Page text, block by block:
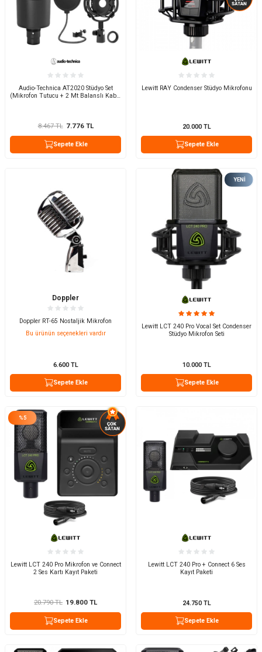
Audio-Technica AT2020 Stüdyo Set
(Mikrofon Tutucu + 2 Mt Balanslı Kablo
8.467TL 7.776TL
Sepete Ekle
Lewitt RAY Condenser Stüdyo Mikrofonu
20.000TL
Sepete Ekle
Doppler
Doppler RT-65 Nostaljik Mikrofon
Bu ürünün seçenekleri vardır
6.600TL
Sepete Ekle
YENI
Lewitt LCT 240 Pro Vocal Set Condenser
Stüdyo Mikrofon Seti
10.000TL
Sepete Ekle
%5
Lewitt LCT 240 Pro Mikrofon ve Connect
2 Ses Kartı Kayıt Paketi
20.790TL 19.800 TL
Sepete Ekle
Lewitt LCT 240 Pro + Connect 6 Ses
Kayıt Paketi
24.750TL
Sepete Ekle